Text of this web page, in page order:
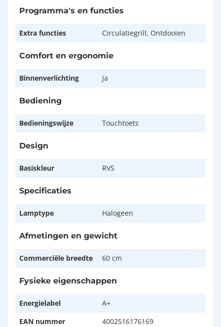
Programma's en functies
Extra functies Circulatiegrill, Ontdooien
Comfort en ergonomie
Binnenverlichting Ja
Bediening
Bedieningswijze Touchtoets
Design
Basiskleur RVS
Specificaties
Lamptype Halogeen
Afmetingen en gewicht
Commerciële breedte 60 cm
Fysieke eigenschappen
Energielabel
A+
EAN nummer
4002516176169